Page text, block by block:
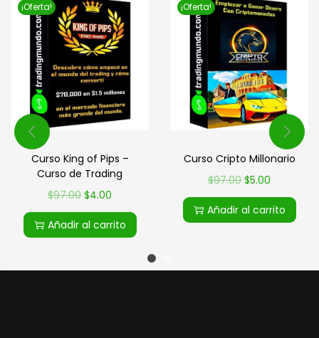
¡Oferta!
Curso King of Pips –
Curso de Trading
$97.00 $4.00
Añadir al carrito
¡Oferta!
Curso Cripto Millonario
$97.00 $5.00
Añadir al carrito